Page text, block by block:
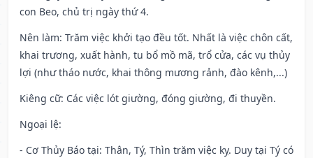
con Beo, chủ trị ngày thứ 4.
Nên làm: Trăm việc khởi tạo đều tốt. Nhất là việc chôn cất,
khai trương, xuất hành, tu bổ mồ mã, trổ cửa, các vụ thủy
lợi (như tháo nước, khai thông mương rảnh, đào kênh,...)
Kiêng cữ: Các việc lót giường, đóng giường, đi thuyền.
Ngoại lệ:
- Cơ Thủy Báo tại: Thân, Tý, Thìn trăm việc kỵ. Duy tại Tý có